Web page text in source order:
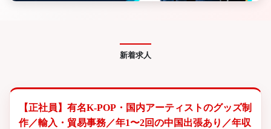
新着求人
【正社員】有名K-POP・国内アーティストのグッズ制
作／輸入・貿易事務／年1〜2回の中国出張あり／年収